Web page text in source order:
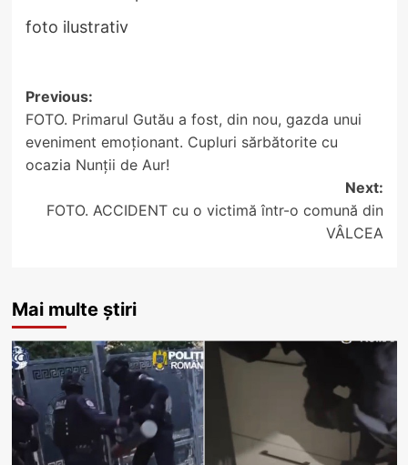
foto ilustrativ
Post
navigation
Previous:
FOTO. Primarul Gutău a fost, din nou, gazda unui
eveniment emoționant. Cupluri sărbătorite cu
ocazia Nunții de Aur!
Next:
FOTO. ACCIDENT cu o victimă într-o comună din
VÂLCEA
Mai multe știri